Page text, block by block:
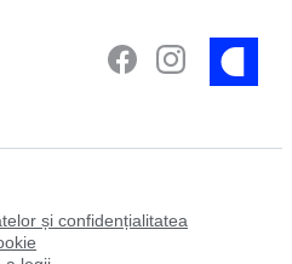
și confidențialitatea